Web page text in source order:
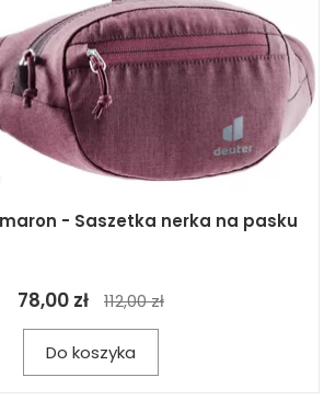
maron - Saszetka nerka na pasku
78,00 zł 112,00 zł
Do koszyka